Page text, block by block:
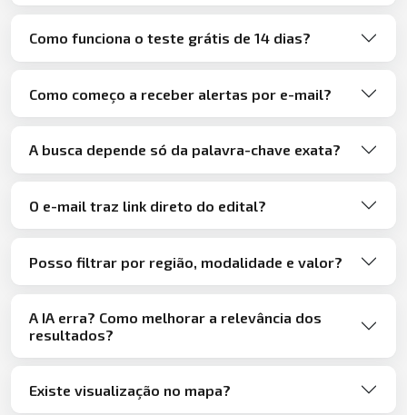
Como funciona o teste grátis de 14 dias?
Como começo a receber alertas por e-mail?
A busca depende só da palavra-chave exata?
O e-mail traz link direto do edital?
Posso filtrar por região, modalidade e valor?
A IA erra? Como melhorar a relevância dos
resultados?
Existe visualização no mapa?